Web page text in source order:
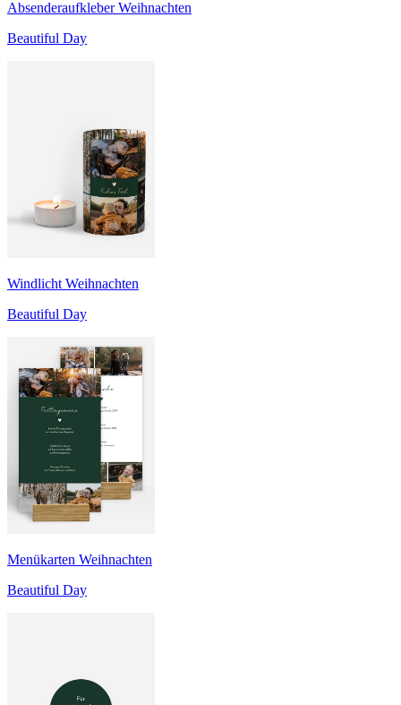
Absenderaufkleber Weihnachten
Beautiful Day
Windlicht Weihnachten
Beautiful Day
Menükarten Weihnachten
Beautiful Day